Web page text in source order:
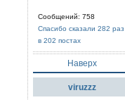
Сообщений: 758
Спасибо сказали 282 раз
в 202 постах
Наверх
viruzzz